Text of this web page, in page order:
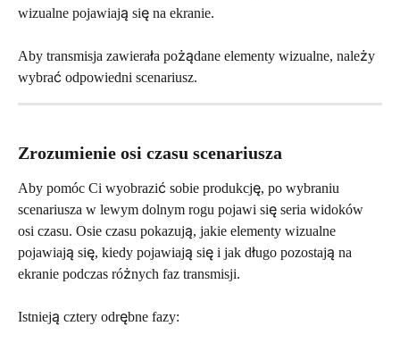
wizualne pojawiają się na ekranie.
Aby transmisja zawierała pożądane elementy wizualne, należy
wybrać odpowiedni scenariusz.
Zrozumienie osi czasu scenariusza
Aby pomóc Ci wyobrazić sobie produkcję, po wybraniu
scenariusza w lewym dolnym rogu pojawi się seria widoków
osi czasu. Osie czasu pokazują, jakie elementy wizualne
pojawiają się, kiedy pojawiają się i jak długo pozostają na
ekranie podczas różnych faz transmisji.
Istnieją cztery odrębne fazy: